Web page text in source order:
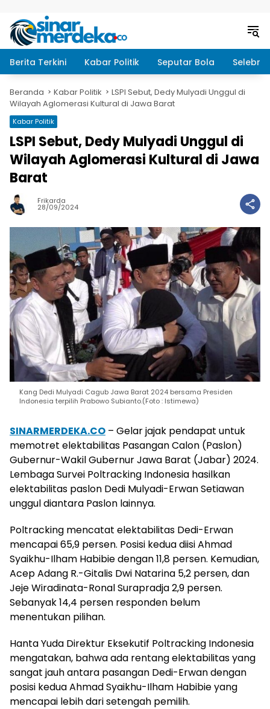
Berita Terkini Kabar Politik Seputar Bola
Beranda Kabar Politik
LSPI Sebut, Dedy Mulyadi Unggul di
Wilayah Aglomerasi Kultural di Jawa Barat
Kabar Politik
LSPI Sebut, Dedy Mulyadi Unggul di
Wilayah Aglomerasi Kultural di Jawa
Barat
Frikarda
28/09/2024
Kang Dedi Mulyadi Cagub Jawa Barat 2024 bersama Presiden
Indonesia terpilih Prabowo Subianto.(Foto : Istimewa)
SINARMERDEKA.CO – Gelar jajak pendapat untuk
memotret elektabilitas Pasangan Calon (Paslon)
Gubernur-Wakil Gubernur Jawa Barat (Jabar) 2024.
Lembaga Survei Poltracking Indonesia hasilkan
elektabilitas paslon Dedi Mulyadi-Erwan Setiawan
unggul diantara Paslon lainnya.
Poltracking mencatat elektabilitas Dedi-Erwan
mencapai 65,9 persen. Posisi kedua diisi Ahmad
Syaikhu-Ilham Habibie dengan 11,8 persen. Kemudian,
Acep Adang R.-Gitalis Dwi Natarina 5,2 persen, dan
Jeje Wiradinata-Ronal Surapradja 2,9 persen.
Sebanyak 14,4 persen responden belum
menentukan pilihan.
Hanta Yuda Direktur Eksekutif Poltracking Indonesia
mengatakan, bahwa ada rentang elektabilitas yang
sangat jauh antara pasangan Dedi-Erwan dengan
posisi kedua Ahmad Syaikhu-Ilham Habibie yang
mencapai lebih dari setengah pemilih.